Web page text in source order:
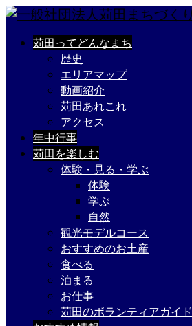
苅田ってどんなまち
歴史
エリアマップ
動画紹介
苅田あれこれ
アクセス
年中行事
苅田を楽しむ
体験・見る・学ぶ
体験
学ぶ
自然
観光モデルコース
おすすめのお土産
食べる
泊まる
お仕事
苅田のボランティアガイド